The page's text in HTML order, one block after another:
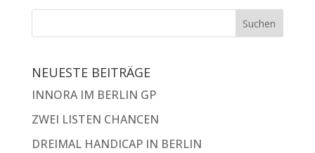
NEUESTE BEITRÄGE
INNORA IM BERLIN GP
ZWEI LISTEN CHANCEN
DREIMAL HANDICAP IN BERLIN